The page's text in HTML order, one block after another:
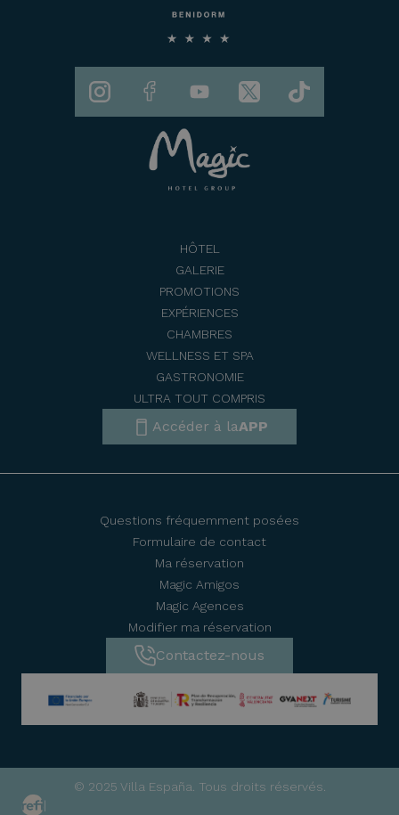
HÔTEL
GALERIE
PROMOTIONS
EXPÉRIENCES
CHAMBRES
WELLNESS ET SPA
GASTRONOMIE
ULTRA TOUT COMPRIS
Accéder à laAPP
Contactez-nous
Questions fréquemment posées
Formulaire de contact
Ma réservation
Magic Amigos
Magic Agences
Modifier ma réservation
© 2025 Villa España. Tous droits réservés.